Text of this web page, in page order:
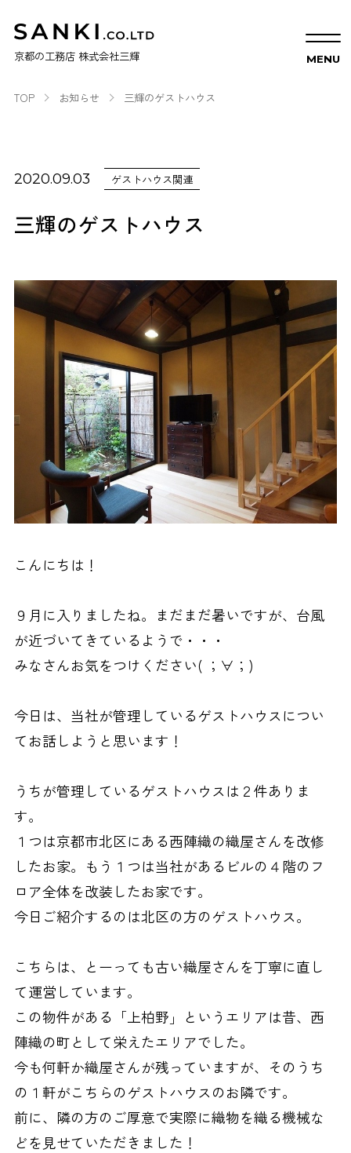
京都の工務店 株式会社三輝
TOP お知らせ 三輝のゲストハウス
2020.09.03 ゲストハウス関連
三輝のゲストハウス
こんにちは！
９月に入りましたね。まだまだ暑いですが、台風
が近づいてきているようで・・・
みなさんお気をつけください( ；∀；)
今日は、当社が管理しているゲストハウスについ
てお話しようと思います！
うちが管理しているゲストハウスは２件ありま
す。
１つは京都市北区にある西陣織の織屋さんを改修
したお家。もう１つは当社があるビルの４階のフ
ロア全体を改装したお家です。
今日ご紹介するのは北区の方のゲストハウス。
こちらは、とーっても古い織屋さんを丁寧に直し
て運営しています。
この物件がある「上柏野」というエリアは昔、西
陣織の町として栄えたエリアでした。
今も何軒か織屋さんが残っていますが、そのうち
の１軒がこちらのゲストハウスのお隣です。
前に、隣の方のご厚意で実際に織物を織る機械な
どを見せていただきました！